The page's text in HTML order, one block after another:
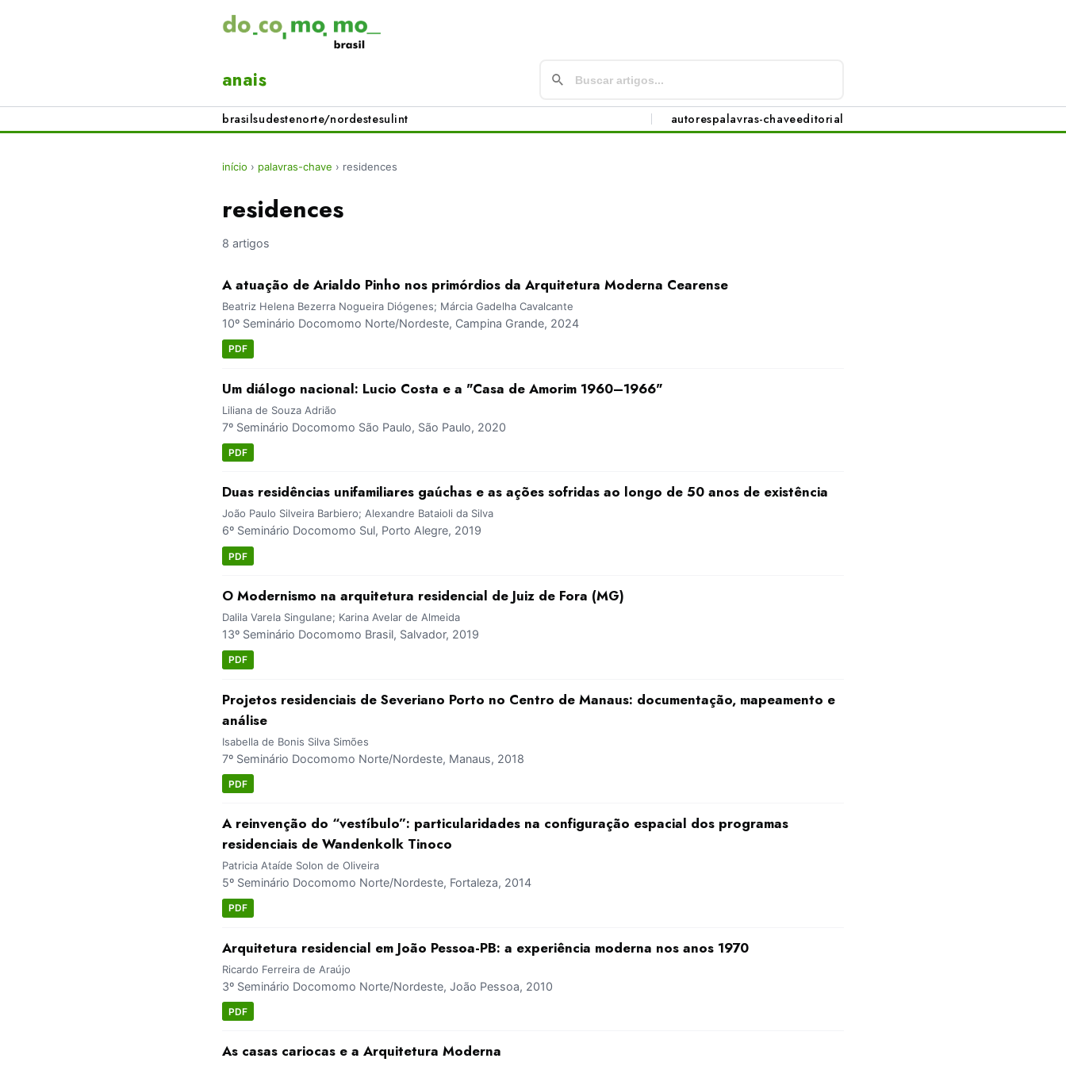
anais
brasilsudestenorte/nordestesulint autorespalavras-chaveeditorial
início › palavras-chave › residences
residences
8 artigos
A atuação de Arialdo Pinho nos primórdios da Arquitetura Moderna Cearense
Beatriz Helena Bezerra Nogueira Diógenes; Márcia Gadelha Cavalcante
10º Seminário Docomomo Norte/Nordeste, Campina Grande, 2024
PDF
Um diálogo nacional: Lucio Costa e a "Casa de Amorim 1960–1966"
Liliana de Souza Adrião
7º Seminário Docomomo São Paulo, São Paulo, 2020
PDF
Duas residências unifamiliares gaúchas e as ações sofridas ao longo de 50 anos de existência
João Paulo Silveira Barbiero; Alexandre Bataioli da Silva
6º Seminário Docomomo Sul, Porto Alegre, 2019
PDF
O Modernismo na arquitetura residencial de Juiz de Fora (MG)
Dalila Varela Singulane; Karina Avelar de Almeida
13º Seminário Docomomo Brasil, Salvador, 2019
PDF
Projetos residenciais de Severiano Porto no Centro de Manaus: documentação, mapeamento e
análise
Isabella de Bonis Silva Simões
7º Seminário Docomomo Norte/Nordeste, Manaus, 2018
PDF
A reinvenção do “vestíbulo”: particularidades na configuração espacial dos programas
residenciais de Wandenkolk Tinoco
Patricia Ataíde Solon de Oliveira
5º Seminário Docomomo Norte/Nordeste, Fortaleza, 2014
PDF
Arquitetura residencial em João Pessoa-PB: a experiência moderna nos anos 1970
Ricardo Ferreira de Araújo
3º Seminário Docomomo Norte/Nordeste, João Pessoa, 2010
PDF
As casas cariocas e a Arquitetura Moderna